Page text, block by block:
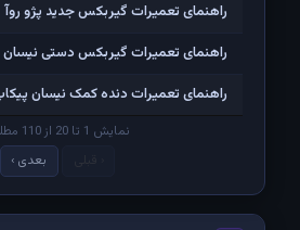
راهنمای تعمیرات گیربکس جدید پژو روآ
راهنمای تعمیرات گیربکس دستی
راهنمای تعمیرات دنده کمک نیسان
نمایش 1 تا 20 از 110 مطلب
بعدی ›